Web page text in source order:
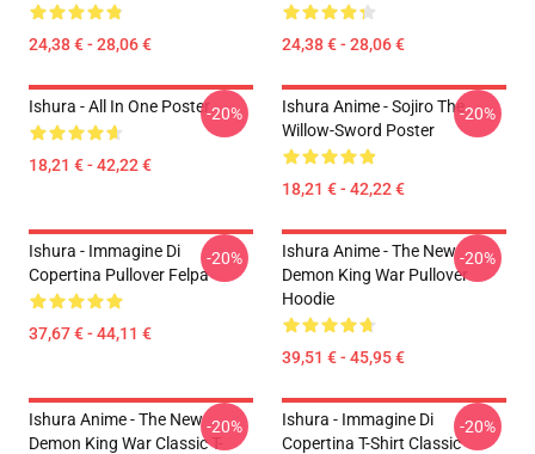
24,38 € - 28,06 € 24,38 € - 28,06 €
Ishura - All In One Poster
18,21 € - 42,22 €
-20%
Ishura Anime - Sojiro The
Willow-Sword Poster
18,21 € - 42,22 €
-20%
Ishura - Immagine Di
Copertina Pullover Felpa
37,67 € - 44,11 €
-20%
Ishura Anime - The New
Demon King War Pullover
Hoodie
39,51 € - 45,95 €
-20%
Ishura Anime - The New
Demon King War Classic T-
-20%
Ishura - Immagine Di
Copertina T-Shirt Classic
-20%